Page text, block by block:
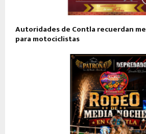
Autoridades de Contla recuerdan
para motociclistas